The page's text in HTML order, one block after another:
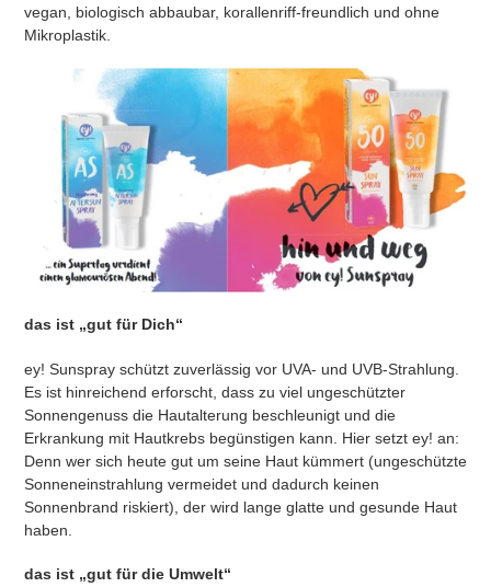
vegan, biologisch abbaubar, korallenriff-freundlich und ohne
Mikroplastik.
das ist „gut für Dich“
ey! Sunspray schützt zuverlässig vor UVA- und UVB-Strahlung.
Es ist hinreichend erforscht, dass zu viel ungeschützter
Sonnengenuss die Hautalterung beschleunigt und die
Erkrankung mit Hautkrebs begünstigen kann. Hier setzt ey! an:
Denn wer sich heute gut um seine Haut kümmert (ungeschützte
Sonneneinstrahlung vermeidet und dadurch keinen
Sonnenbrand riskiert), der wird lange glatte und gesunde Haut
haben.
das ist „gut für die Umwelt“